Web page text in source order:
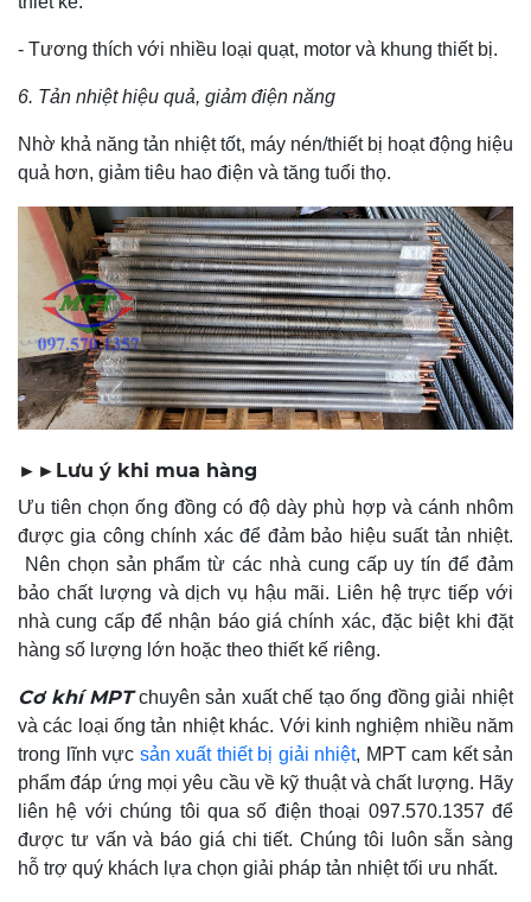
- Tương thích với nhiều loại quạt, motor và khung thiết bị.
6. Tản nhiệt hiệu quả, giảm điện năng
Nhờ khả năng tản nhiệt tốt, máy nén/thiết bị hoạt động hiệu
quả hơn, giảm tiêu hao điện và tăng tuổi thọ.
►► Lưu ý khi mua hàng
Ưu tiên chọn ống đồng có độ dày phù hợp và cánh nhôm
được gia công chính xác để đảm bảo hiệu suất tản nhiệt.​
Nên chọn sản phẩm từ các nhà cung cấp uy tín để đảm
bảo chất lượng và dịch vụ hậu mãi.​ Liên hệ trực tiếp với
nhà cung cấp để nhận báo giá chính xác, đặc biệt khi đặt
hàng số lượng lớn hoặc theo thiết kế riêng.
Cơ khí MPTchuyên sản xuất chế tạo ống đồng giải nhiệt
và các loại ống tản nhiệt khác. Với kinh nghiệm nhiều năm
trong lĩnh vực sản xuất thiết bị giải nhiệt, MPT cam kết sản
phẩm đáp ứng mọi yêu cầu về kỹ thuật và chất lượng. Hãy
liên hệ với chúng tôi qua số điện thoại 097.570.1357 để
được tư vấn và báo giá chi tiết. Chúng tôi luôn sẵn sàng
hỗ trợ quý khách lựa chọn giải pháp tản nhiệt tối ưu nhất.